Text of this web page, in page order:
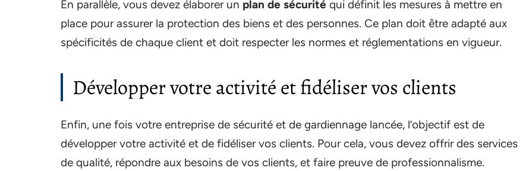
En parallèle, vous devez élaborer un plan de sécurité qui définit les mesures à mettre en
place pour assurer la protection des biens et des personnes. Ce plan doit être adapté aux
spécificités de chaque client et doit respecter les normes et réglementations en vigueur.
Développer votre activité et fidéliser vos clients
Enfin, une fois votre entreprise de sécurité et de gardiennage lancée, l’objectif est de
développer votre activité et de fidéliser vos clients. Pour cela, vous devez offrir des services
de qualité, répondre aux besoins de vos clients, et faire preuve de professionnalisme.